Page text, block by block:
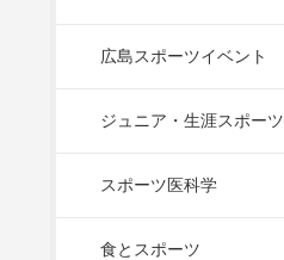
広島スポーツイベント
ジュニア・生涯スポーツ
スポーツ医科学
食とスポーツ